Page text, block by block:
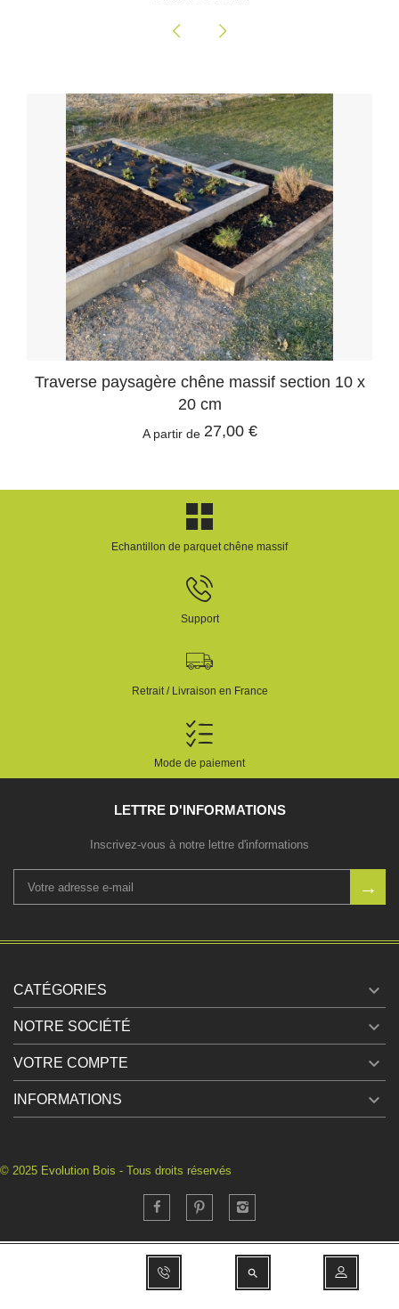

Traverse paysagère chêne massif section 10 x
20 cm
A partir de 27,00 €
Echantillon de parquet chêne massif
Support
Retrait / Livraison en France
Mode de paiement
LETTRE D'INFORMATIONS
Inscrivez-vous à notre lettre d'informations
CATÉGORIES 
NOTRE SOCIÉTÉ 
VOTRE COMPTE 
INFORMATIONS 
© 2025 Evolution Bois - Tous droits réservés